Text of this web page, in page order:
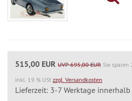
515,00 EUR UVP 695,00 EUR Sie sparen
inkl. 19 % USt zzgl. Versandkosten
Lieferzeit: 3-7 Werktage